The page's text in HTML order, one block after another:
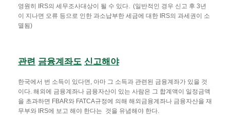
영원히 IRS의 세무조사대상이 될 수 있다. (일반적인 경우 신고 후 3년
이 지나면 오류 등으로 인한 과소납부한 세금에 대한 IRS의 과세권이 소
멸됨)
관련 금융계좌도 신고해야
한국에서 번 소득이 있다면, 아마 그 소득과 관련된 금융계좌가 있을 것
이다. 해외에 금융계좌나 금융자산이 있는 사람은 그 합계액이 일정금액
을 초과하면 FBAR와 FATCA규정에 의해 해외금융계좌나 금융자산을 재
무부와 IRS에 보고 해야 한다는 것을 유념해야 한다.